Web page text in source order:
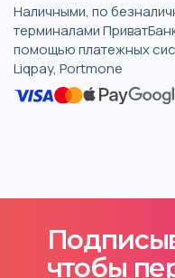
Наличными, по
терминалами
помощью платежных
Liqpay, Portmone
чтобы